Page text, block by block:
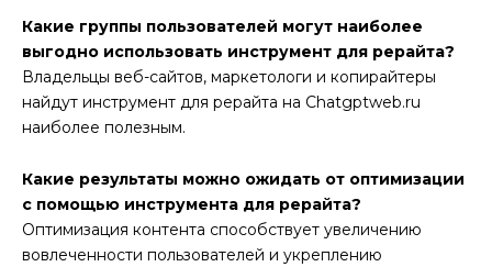
Какие группы пользователей могут наиболее
выгодно использовать инструмент для рерайта?
Владельцы веб-сайтов, маркетологи и копирайтеры
найдут инструмент для рерайта на Chatgptweb.ru
наиболее полезным.
Какие результаты можно ожидать от оптимизации
с помощью инструмента для рерайта?
Оптимизация контента способствует увеличению
вовлеченности пользователей и укреплению